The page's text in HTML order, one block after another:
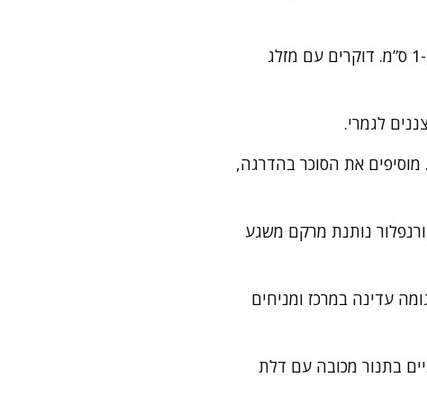
משטחים את הבצק על תבנית בקוטר 26 ס”מ, ומהדקים בתחתית ובדפנות לגובה 1-2 ס”מ. דוקרים עם מזלג
מוסיפים את הסוכר בהדרגה,
נותנת מרקם משגע
עדינה במרכז ומניחים
להתקרר שעתיים בתנור מכובה עם דלת